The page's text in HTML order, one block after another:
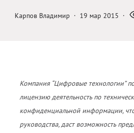
Блог
Карпов Владимир · 19 мар 2015 ·
Компания “Цифровые технологии”
лицензию деятельность по
конфиденциальной информации,
руководства, даст возможность